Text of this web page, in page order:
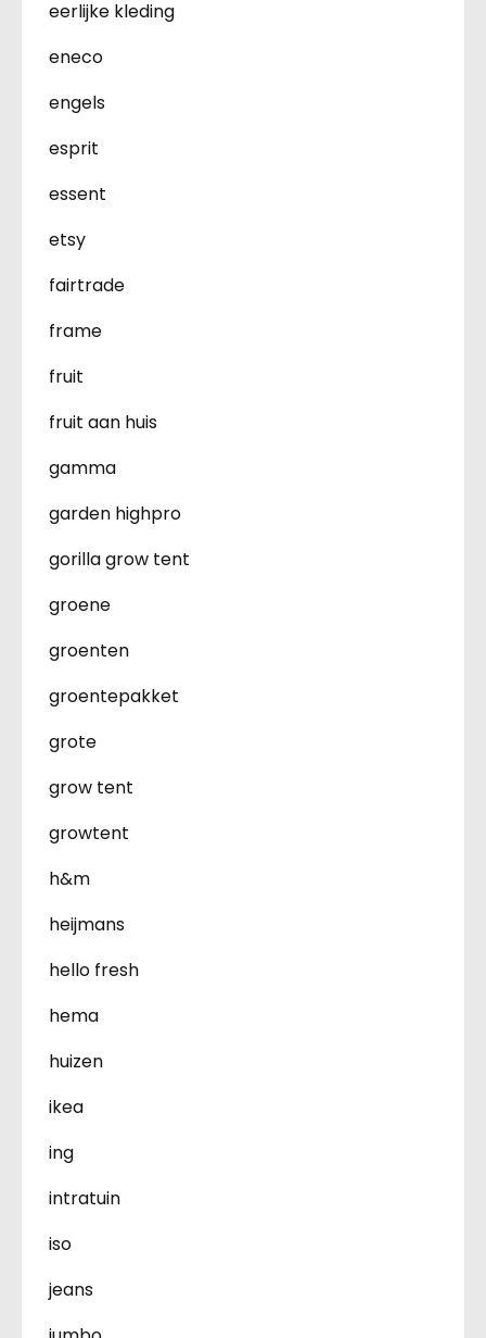
eerlijke kleding
eneco
engels
esprit
essent
etsy
fairtrade
frame
fruit
fruit aan huis
gamma
garden highpro
gorilla grow tent
groene
groenten
groentepakket
grote
grow tent
growtent
h&m
heijmans
hello fresh
hema
huizen
ikea
ing
intratuin
iso
jeans